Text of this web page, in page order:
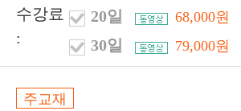
수강료
:
20일 68,000원
30일 79,000원
주교재